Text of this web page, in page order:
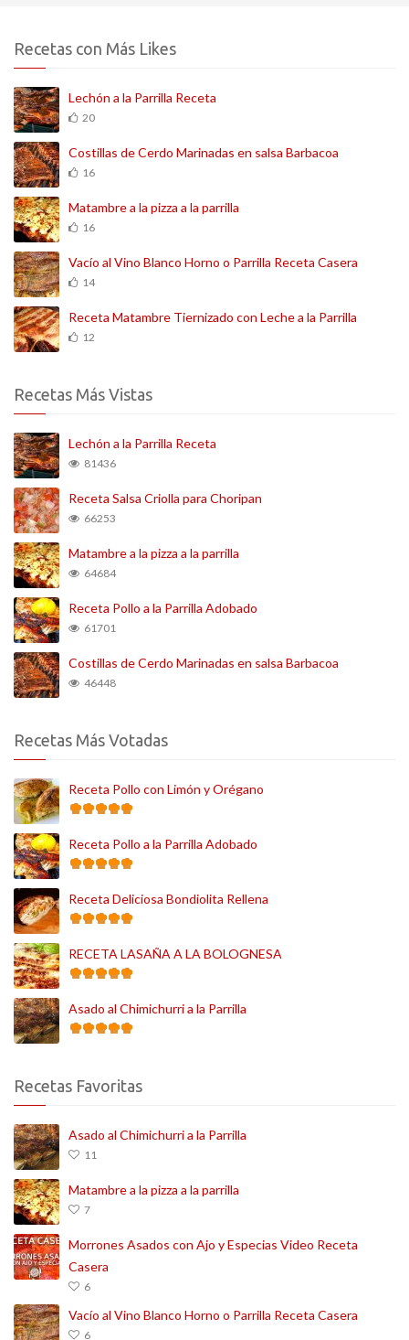
Recetas con Más Likes
Lechón a la Parrilla Receta
20
Costillas de Cerdo Marinadas en salsa Barbacoa
16
Matambre a la pizza a la parrilla
16
Vacío al Vino Blanco Horno o Parrilla Receta Casera
14
Receta Matambre Tiernizado con Leche a la Parrilla
12
Recetas Más Vistas
Lechón a la Parrilla Receta
81436
Receta Salsa Criolla para Choripan
66253
Matambre a la pizza a la parrilla
64684
Receta Pollo a la Parrilla Adobado
61701
Costillas de Cerdo Marinadas en salsa Barbacoa
46448
Recetas Más Votadas
Receta Pollo con Limón y Orégano
Receta Pollo a la Parrilla Adobado
Receta Deliciosa Bondiolita Rellena
RECETA LASAÑA A LA BOLOGNESA
Asado al Chimichurri a la Parrilla
Recetas Favoritas
Asado al Chimichurri a la Parrilla
11
Matambre a la pizza a la parrilla
7
Morrones Asados con Ajo y Especias Video Receta
Casera
6
Vacío al Vino Blanco Horno o Parrilla Receta Casera
6